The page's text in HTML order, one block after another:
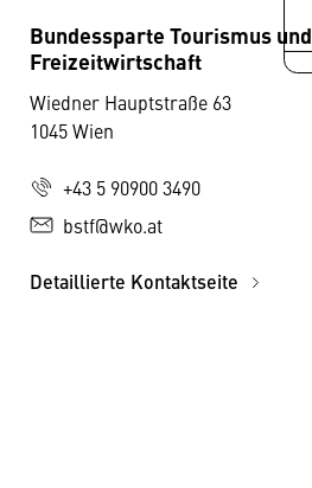
Bundessparte Tourismus und
Freizeitwirtschaft
Wiedner Hauptstraße 63
1045 Wien
+43 5 90900 3490
bstf@wko.at
Detaillierte Kontaktseite